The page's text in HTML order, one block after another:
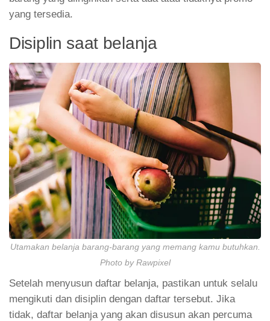
yang tersedia.
Disiplin saat belanja
Utamakan belanja barang-barang yang memang kamu butuhkan.
Photo by Rawpixel
Setelah menyusun daftar belanja, pastikan untuk selalu
mengikuti dan disiplin dengan daftar tersebut. Jika
tidak, daftar belanja yang akan disusun akan percuma